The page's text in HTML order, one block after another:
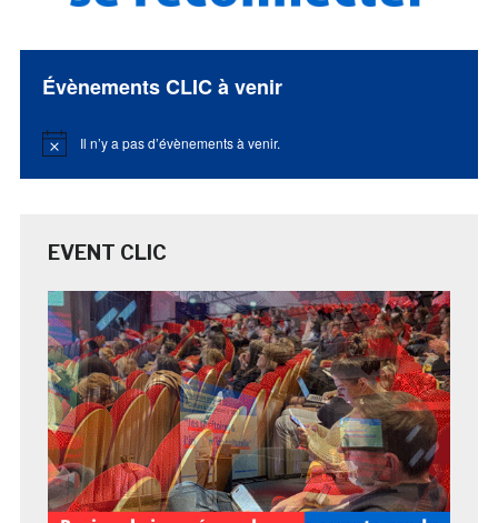
Évènements CLIC à venir
Notice Il n’y a pas d’évènements à venir.
EVENT CLIC